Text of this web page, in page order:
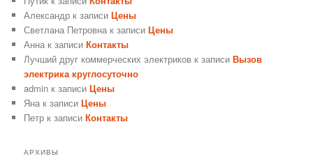
Александр к записиЦены
Светлана Петровна к записиЦены
Анна к записиКонтакты
Лучший друг коммерческих электриков к записиВызов
электрика круглосуточно
admin к записиЦены
Яна к записиЦены
Петр к записиКонтакты
АРХИВЫ